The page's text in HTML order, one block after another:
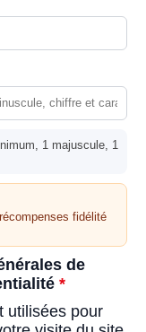
1 majuscule, 1
fidélité
de
*
utilisées pour